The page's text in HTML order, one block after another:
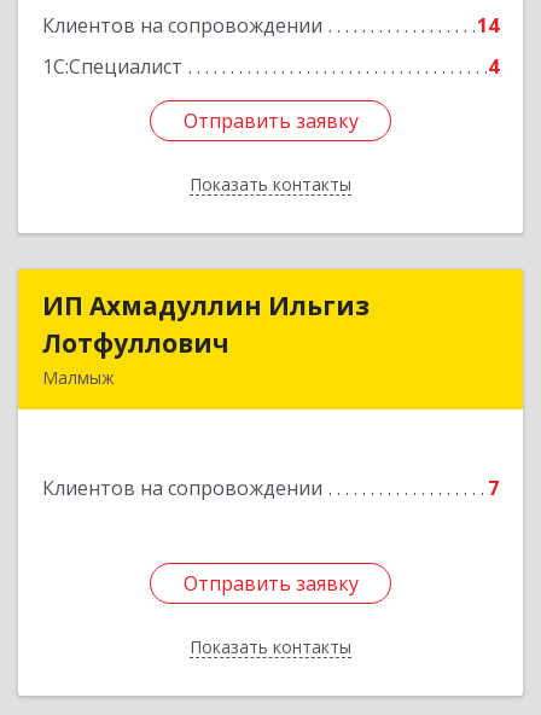
Клиентов на сопровождении
14
1С:Специалист
4
Отправить заявку
Показать контакты
Подробнее
Отправить заявку
Назад
ИП Ахмадуллин Ильгиз
Лотфуллович
Малмыж
Клиентов на сопровождении 7
Отправить заявку
Показать контакты
ИП Ахмадуллин Ильгиз
Подробнее
Отправить заявку
Назад